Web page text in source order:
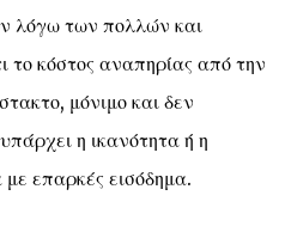
λόγω των πολλών και
το κόστος αναπηρίας από την
μόνιμο και δεν
η ικανότητα ή η
επαρκές εισόδημα.